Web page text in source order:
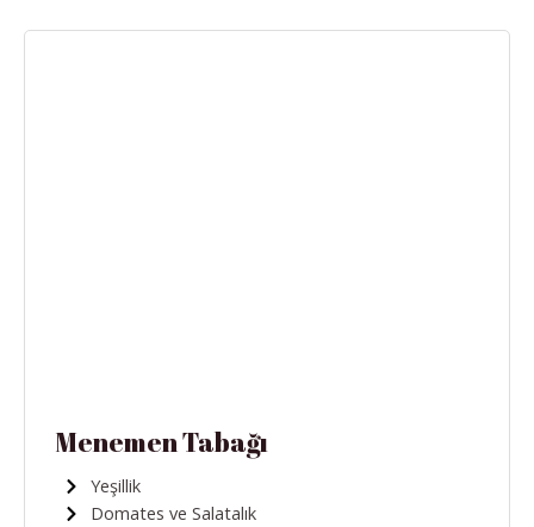
Menemen Tabağı
Yeşillik
Domates ve Salatalık